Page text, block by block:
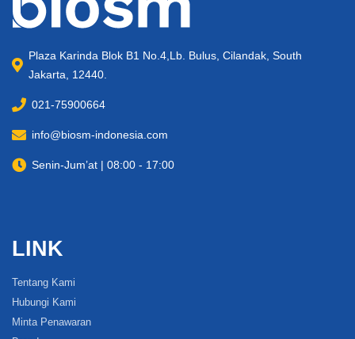
Plaza Karinda Blok B1 No.4,Lb. Bulus, Cilandak, South
Jakarta, 12440.
021-75900664
info@biosm-indonesia.com
Senin-Jum’at | 08:00 - 17:00
LINK
Tentang Kami
Hubungi Kami
Minta Penawaran